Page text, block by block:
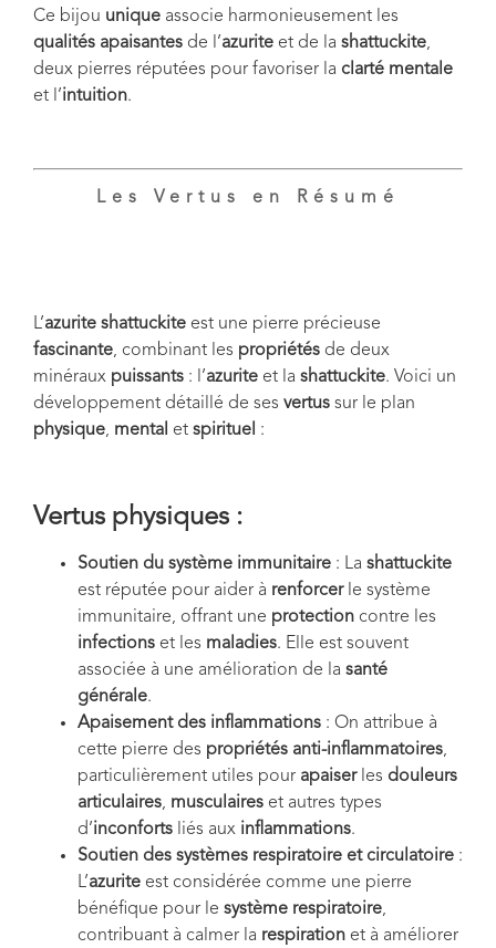
Ce bijou unique associe harmonieusement les
qualités apaisantes de l’azurite et de la shattuckite,
deux pierres réputées pour favoriser la clarté mentale
et l’intuition.
Les Vertus en Résumé
L’azurite shattuckite est une pierre précieuse
fascinante, combinant les propriétés de deux
minéraux puissants : l’azurite et la shattuckite. Voici un
développement détaillé de ses vertus sur le plan
physique, mental et spirituel :
Vertus physiques :
Soutien du système immunitaire : La shattuckite
est réputée pour aider à renforcerle système
immunitaire, offrant une protection contre les
infections et les maladies. Elle est souvent
associée à une amélioration de la santé
générale.
Apaisement des inflammations : On attribue à
cette pierre des propriétés anti-inflammatoires,
particulièrement utiles pour apaiserles douleurs
articulaires, musculaires et autres types
d’inconforts liés aux inflammations.
Soutien des systèmes respiratoire et circulatoire :
L’azurite est considérée comme une pierre
bénéfique pour le système respiratoire,
contribuant à calmer la respiration et à améliorer